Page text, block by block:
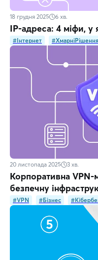
18 грудня 2025 6 хв.
IP-адреса: 4 міфи, у
#Інтернет #ХмарніРішення
20 листопада 2025 3 хв.
Корпоративна
безпечну
#VPN #Бізнес